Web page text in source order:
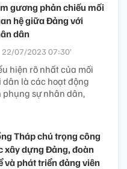
gương phản chiếu mối
hệ giữa Đảng với
dân
22/07/2023 07:30’
hiện rõ nhất của mối
là các hoạt động
sự nhân dân,
Tháp chú trọng công
xây dựng Đảng, đoàn
và phát triển đảng viên